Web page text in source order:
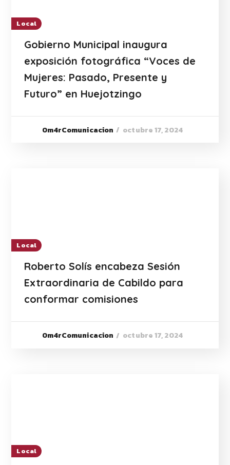
Local
Gobierno Municipal inaugura
exposición fotográfica “Voces de
Mujeres: Pasado, Presente y
Futuro” en Huejotzingo
0m4rComunicacion octubre 17, 2024
Local
Roberto Solís encabeza Sesión
Extraordinaria de Cabildo para
conformar comisiones
0m4rComunicacion octubre 17, 2024
Local